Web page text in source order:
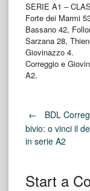
SERIE A1 –
Forte dei Marmi
Bassano 42,
Sarzana 28,
Giovinazzo 4.
Correggio e
A2.
Post
←
BDL
bivio: o vinci il
in serie A2
Start a